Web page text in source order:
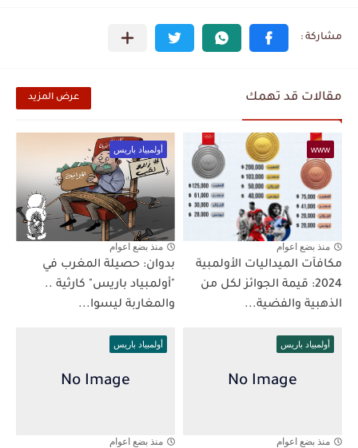
مقالات قد تهمك عرض المزيد
www
منذ بضع اعوام
مكافآت الميداليات الأولمبية
2024: قيمة الجوائز لكل من
الذهبية والفضية...
أولمبياد باريس
منذ بضع اعوام
بدوان: حصيلة المغرب في
"أولمبياد باريس" كارثية ..
والمغاربة ليسوا...
أولمبياد باريس
منذ بضع اعوام
أولمبياد باريس
منذ بضع اعوام